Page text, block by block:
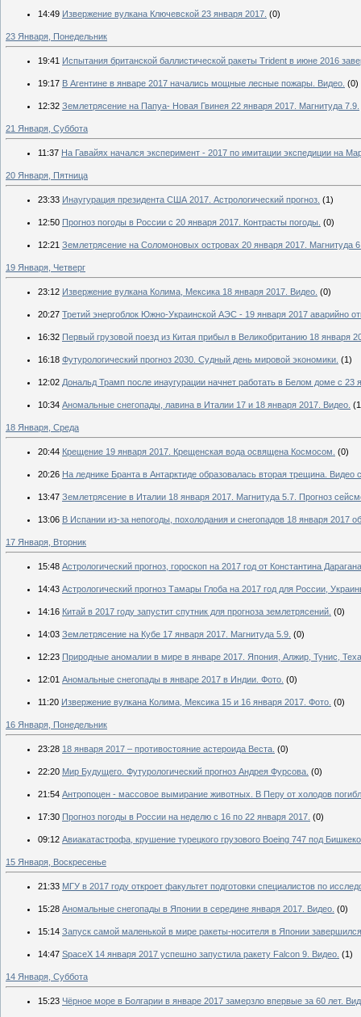
14:49 Извержение вулкана Ключевской 23 января 2017. (0)
23 Января, Понедельник
19:41 Испытания британской баллистической ракеты Trident в июне 2016
19:17 В Агентине в январе 2017 начались мощные лесные пожары. Видео. (0)
12:32 Землетрясение на Папуа- Новая Гвинея 22 января 2017. Магнитуда 7.9.
21 Января, Суббота
11:37 На Гавайях начался эксперимент - 2017 по имитации экспедиции на
20 Января, Пятница
23:33 Инаугурация президента США 2017. Астрологический прогноз. (1)
12:50 Прогноз погоды в России с 20 января 2017. Контрасты погоды. (0)
12:21 Землетрясение на Соломоновых островах 20 января 2017. Магнитуда
19 Января, Четверг
23:12 Извержение вулкана Колима, Мексика 18 января 2017. Видео. (0)
20:27 Третий энергоблок Южно-Украинской АЭС - 19 января 2017 аварийно
16:32 Первый грузовой поезд из Китая прибыл в Великобританию 18 января
16:18 Футурологический прогноз 2030. Судный день мировой экономики. (1)
12:02 Дональд Трамп после инаугурации начнет работать в Белом доме с 23
10:34 Аномальные снегопады, лавина в Италии 17 и 18 января 2017. Видео.
18 Января, Среда
20:44 Крещение 19 января 2017. Крещенская вода освящена Космосом. (0)
20:26 На леднике Бранта в Антарктиде образовалась вторая трещина. Видео
13:47 Землетрясение в Италии 18 января 2017. Магнитуда 5.7. Прогноз
13:06 В Испании из-за непогоды, похолодания и снегопадов 18 января 2017
17 Января, Вторник
15:48 Астрологический прогноз, гороскоп на 2017 год от Константина
14:43 Астрологический прогноз Тамары Глоба на 2017 год для России,
14:16 Китай в 2017 году запустит спутник для прогноза землетрясений. (0)
14:03 Землетрясение на Кубе 17 января 2017. Магнитуда 5.9. (0)
12:23 Природные аномалии в мире в январе 2017. Япония, Алжир, Тунис,
12:01 Аномальные снегопады в январе 2017 в Индии. Фото. (0)
11:20 Извержение вулкана Колима, Мексика 15 и 16 января 2017. Фото. (0)
16 Января, Понедельник
23:28 18 января 2017 – противостояние астероида Веста. (0)
22:20 Мир Будущего. Футурологический прогноз Андрея Фурсова. (0)
21:54 Антропоцен - массовое вымирание животных. В Перу от холодов
17:30 Прогноз погоды в России на неделю с 16 по 22 января 2017. (0)
09:12 Авиакатастрофа, крушение турецкого грузового Boeing 747 под
15 Января, Воскресенье
21:33 МГУ в 2017 году откроет факультет подготовки специалистов по
15:28 Аномальные снегопады в Японии в середине января 2017. Видео. (0)
15:14 Запуск самой маленькой в мире ракеты-носителя в Японии
14:47 SpaceX 14 января 2017 успешно запустила ракету Falcon 9. Видео. (1)
14 Января, Суббота
15:23 Чёрное море в Болгарии в январе 2017 замерзло впервые за 60 лет.